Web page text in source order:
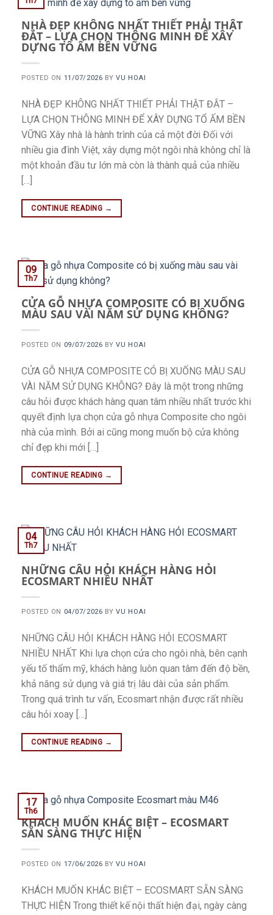
NHÀ ĐẸP KHÔNG NHẤT THIẾT PHẢI THẬT
ĐẮT – LỰA CHỌN THÔNG MINH ĐỂ XÂY
DỰNG TỔ ẤM BỀN VỮNG
POSTED ON 11/07/2026 BYVU HOAI
NHÀ ĐẸP KHÔNG NHẤT THIẾT PHẢI THẬT ĐẮT –
LỰA CHỌN THÔNG MINH ĐỂ XÂY DỰNG TỔ ẤM BỀN
VỮNG Xây nhà là hành trình của cả một đời Đối với
nhiều gia đình Việt, xây dựng một ngôi nhà không chỉ là
một khoản đầu tư lớn mà còn là thành quả của nhiều
[…]
CONTINUE READING →
CỬA GỖ NHỰA COMPOSITE CÓ BỊ XUỐNG
MÀU SAU VÀI NĂM SỬ DỤNG KHÔNG?
POSTED ON 09/07/2026 BYVU HOAI
09
Th7
CỬA GỖ NHỰA COMPOSITE CÓ BỊ XUỐNG MÀU SAU
VÀI NĂM SỬ DỤNG KHÔNG? Đây là một trong những
câu hỏi được khách hàng quan tâm nhiều nhất trước khi
quyết định lựa chọn cửa gỗ nhựa Composite cho ngôi
nhà của mình. Bởi ai cũng mong muốn bộ cửa không
chỉ đẹp khi mới […]
CONTINUE READING →
NHỮNG CÂU HỎI KHÁCH HÀNG HỎI
ECOSMART NHIỀU NHẤT
POSTED ON 04/07/2026 BYVU HOAI
04
Th7
NHỮNG CÂU HỎI KHÁCH HÀNG HỎI ECOSMART
NHIỀU NHẤT Khi lựa chọn cửa cho ngôi nhà, bên cạnh
yếu tố thẩm mỹ, khách hàng luôn quan tâm đến độ bền,
khả năng sử dụng và giá trị lâu dài của sản phẩm.
Trong quá trình tư vấn, Ecosmart nhận được rất nhiều
câu hỏi xoay […]
CONTINUE READING →
KHÁCH MUỐN KHÁC BIỆT – ECOSMART
SẴN SÀNG THỰC HIỆN
POSTED ON 17/06/2026 BYVU HOAI
17
Th6
KHÁCH MUỐN KHÁC BIỆT – ECOSMART SẴN SÀNG
THỰC HIỆN Trong thiết kế nội thất hiện đại, ngày càng